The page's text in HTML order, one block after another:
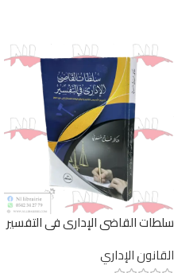
سلطات القاضي الإداري في التفسير
القانون الإداري